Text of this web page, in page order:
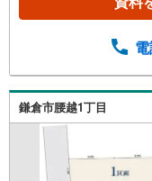
欠かすこと
際に実際かか
ドバイスをさ
な金額を長期
わるだけで、
りますので、
せて頂きます。
鎌倉市腰越1丁目